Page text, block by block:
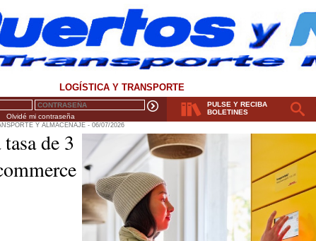
LOGÍSTICA Y TRANSPORTE
Olvidé mi contraseña
PULSE Y RECIBA
BOLETINES
Y ALMACENAJE - 06/07/2026
de 3